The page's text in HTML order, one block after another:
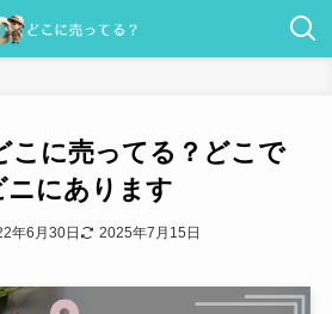
こに売ってる？どこで
ニにあります
年6月30日 2025年7月15日